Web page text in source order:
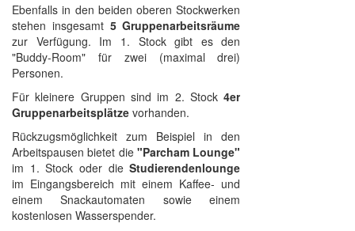
Ebenfalls in den beiden oberen Stockwerken
stehen insgesamt 5 Gruppenarbeitsräume
zur Verfügung. Im 1. Stock gibt es den
"Buddy-Room" für zwei (maximal drei)
Personen.
Für kleinere Gruppen sind im 2. Stock4er
Gruppenarbeitsplätze vorhanden.
Rückzugsmöglichkeit zum Beispiel in den
Arbeitspausen bietet die"Parcham Lounge"
im 1. Stock oder dieStudierendenlounge
im Eingangsbereich mit einem Kaffee- und
einem Snackautomaten sowie einem
kostenlosen Wasserspender.